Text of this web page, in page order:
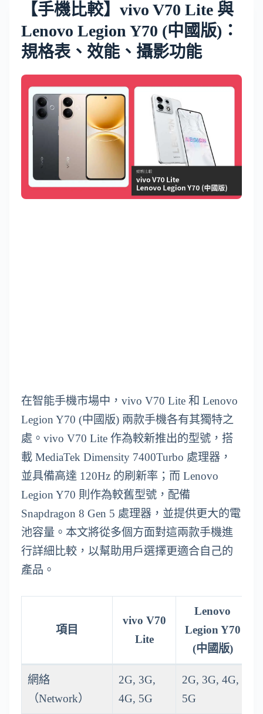
【手機比較】vivo V70 Lite 與
Lenovo Legion Y70 (中國版)：
規格表、效能、攝影功能
在智能手機市場中，vivo V70 Lite 和 Lenovo
Legion Y70 (中國版) 兩款手機各有其獨特之
處。vivo V70 Lite 作為較新推出的型號，搭
載 MediaTek Dimensity 7400Turbo 處理器，
並具備高達 120Hz 的刷新率；而 Lenovo
Legion Y70 則作為較舊型號，配備
Snapdragon 8 Gen 5 處理器，並提供更大的電
池容量。本文將從多個方面對這兩款手機進
行詳細比較，以幫助用戶選擇更適合自己的
產品。
項目
vivo V70
Lite
Lenovo
Legion Y70
(中國版)
網絡
（Network）
2G, 3G,
4G, 5G
2G, 3G, 4G,
5G